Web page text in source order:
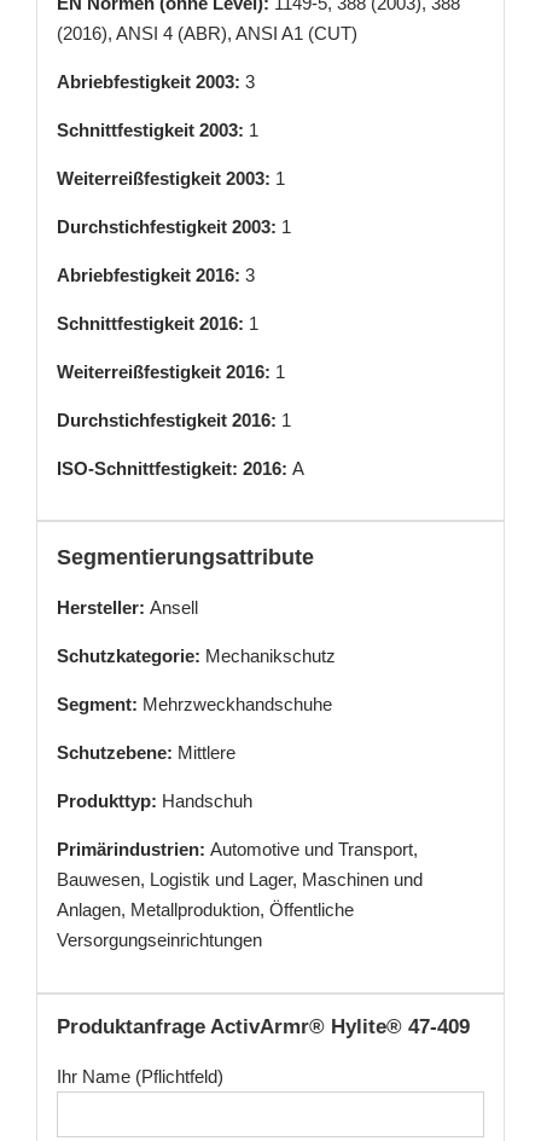
(2016), ANSI 4 (ABR), ANSI A1 (CUT)
Abriebfestigkeit 2003: 3
Schnittfestigkeit 2003: 1
Weiterreißfestigkeit 2003: 1
Durchstichfestigkeit 2003: 1
Abriebfestigkeit 2016: 3
Schnittfestigkeit 2016: 1
Weiterreißfestigkeit 2016: 1
Durchstichfestigkeit 2016: 1
ISO-Schnittfestigkeit: 2016: A
Segmentierungsattribute
Hersteller: Ansell
Schutzkategorie: Mechanikschutz
Segment: Mehrzweckhandschuhe
Schutzebene: Mittlere
Produkttyp: Handschuh
Primärindustrien: Automotive und Transport,
Bauwesen, Logistik und Lager, Maschinen und
Anlagen, Metallproduktion, Öffentliche
Versorgungseinrichtungen
Produktanfrage ActivArmr® Hylite® 47-409
Ihr Name (Pflichtfeld)